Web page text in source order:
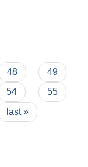
48
49
54
55
last »